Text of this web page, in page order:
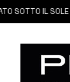
IL SOLE E